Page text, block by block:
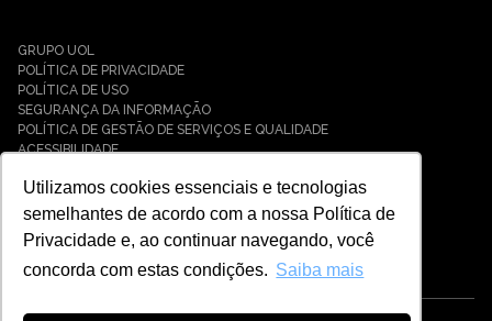
Utilizamos cookies essenciais e tecnologias
semelhantes de acordo com a nossa Política de
Privacidade e, ao continuar navegando, você
concorda com estas condições. Saiba mais
Notícias
Parceiros
Cases
Soluções
Cyber Resilience
Cyber Governance
Hybrid Cloud & Infrastructure
Payment Solutions
GRUPO UOL
POLÍTICA DE PRIVACIDADE
POLÍTICA DE USO
SEGURANÇA DA INFORMAÇÃO
POLÍTICA DE GESTÃO DE SERVIÇOS E QUALIDADE
ACESSIBILIDADE